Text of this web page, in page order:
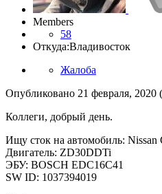
Members
58
Откуда:Владивосток
Жалоба
Опубликовано 21 февраля, 2020
Коллеги, добрый день.
Ищу сток на автомобиль: Nissan
Двигатель: ZD30DDTi
ЭБУ: BOSCH EDC16C41
SW ID: 1037394019